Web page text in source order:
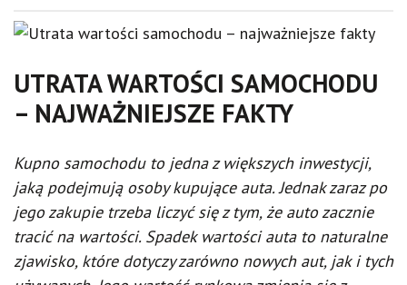
UTRATA WARTOŚCI SAMOCHODU
– NAJWAŻNIEJSZE FAKTY
Kupno samochodu to jedna z większych inwestycji,
jaką podejmują osoby kupujące auta. Jednak zaraz po
jego zakupie trzeba liczyć się z tym, że auto zacznie
tracić na wartości. Spadek wartości auta to naturalne
zjawisko, które dotyczy zarówno nowych aut, jak i tych